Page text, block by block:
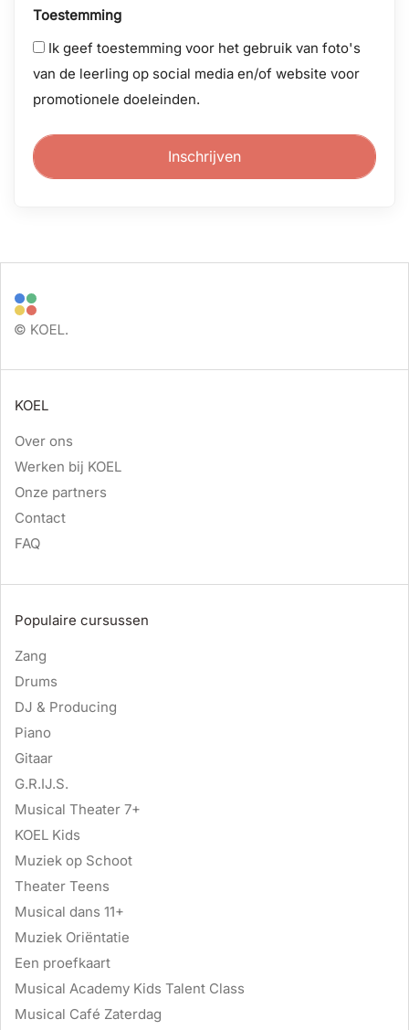
Toestemming
Ik geef toestemming voor het gebruik van foto's
van de leerling op social media en/of website voor
promotionele doeleinden.
Inschrijven
KOEL
Over ons
Werken bij KOEL
Onze partners
Contact
FAQ
Populaire cursussen
Zang
Drums
DJ & Producing
Piano
Gitaar
G.R.IJ.S.
Musical Theater 7+
KOEL Kids
Muziek op Schoot
Theater Teens
Musical dans 11+
Muziek Oriëntatie
Een proefkaart
Musical Academy Kids Talent Class
Musical Café Zaterdag